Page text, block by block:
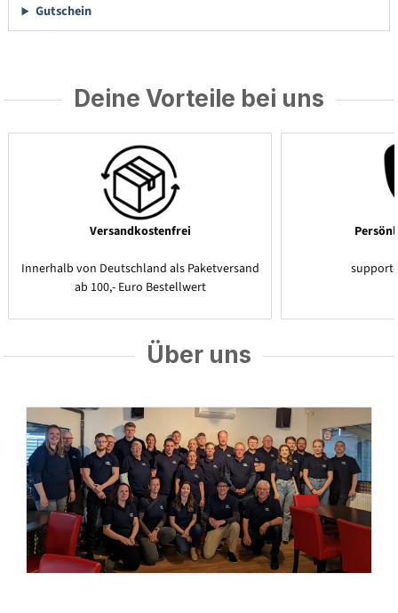
Gutschein
Deine Vorteile bei uns
Versandkostenfrei
Innerhalb von Deutschland als Paketversand
ab 100,- Euro Bestellwert
Über uns